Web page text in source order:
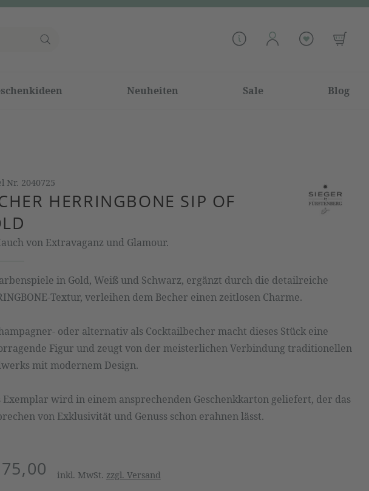
Neuheiten Sale Blog
Nr. 2040725
HERRINGBONE SIP OF
von Extravaganz und Glamour.
in Gold, Weiß und Schwarz, ergänzt durch die detailreiche
Textur, verleihen dem Becher einen zeitlosen Charme.
oder alternativ als Cocktailbecher macht dieses Stück eine
Figur und zeugt von der meisterlichen Verbindung traditionellen
mit modernem Design.
Exemplar wird in einem ansprechenden Geschenkkarton geliefert, der das
von Exklusivität und Genuss schon erahnen lässt.
inkl. MwSt. zzgl. Versand